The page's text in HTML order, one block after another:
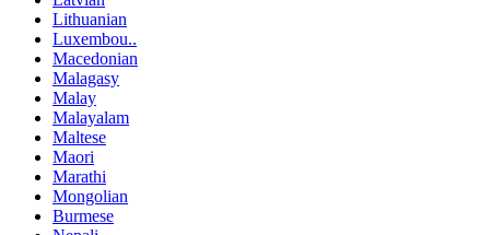
Lithuanian
Luxembou..
Macedonian
Malagasy
Malay
Malayalam
Maltese
Maori
Marathi
Mongolian
Burmese